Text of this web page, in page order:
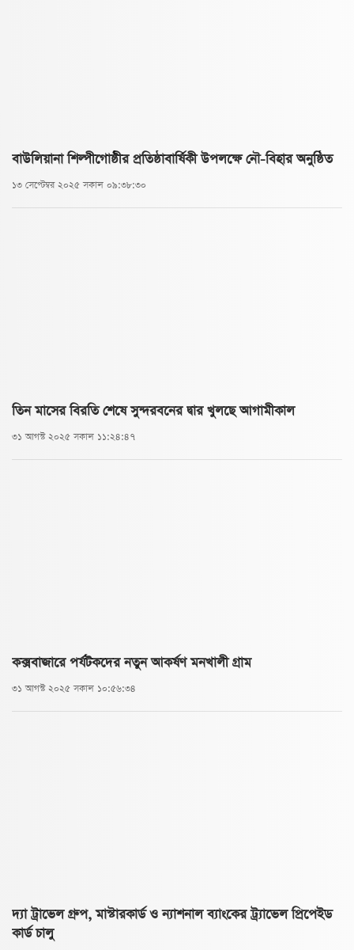
বাউলিয়ানা শিল্পীগোষ্ঠীর প্রতিষ্ঠাবার্ষিকী উপলক্ষে নৌ-বিহার অনুষ্ঠিত
১৩ সেপ্টেম্বর ২০২৫ সকাল ০৯:৩৮:৩০
তিন মাসের বিরতি শেষে সুন্দরবনের দ্বার খুলছে আগামীকাল
৩১ আগস্ট ২০২৫ সকাল ১১:২৪:৪৭
কক্সবাজারে পর্যটকদের নতুন আকর্ষণ মনখালী গ্রাম
৩১ আগস্ট ২০২৫ সকাল ১০:৫৬:৩৪
দ্যা ট্রাভেল গ্রুপ, মাস্টারকার্ড ও ন্যাশনাল ব্যাংকের ট্র্যাভেল প্রিপেইড
কার্ড চালু